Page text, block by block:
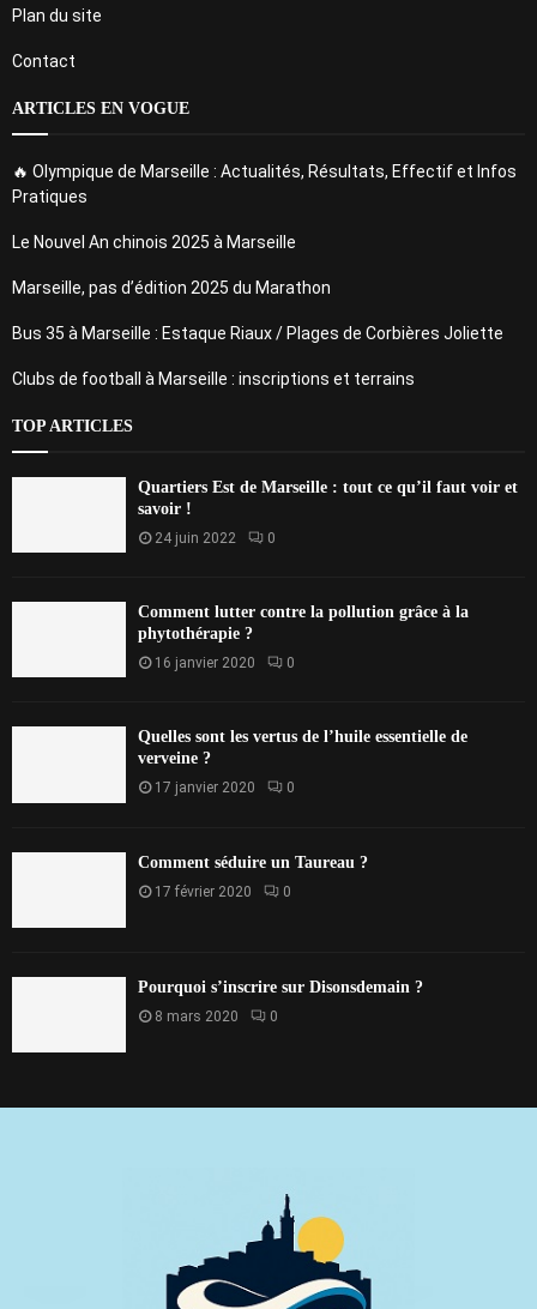
Plan du site
Contact
ARTICLES EN VOGUE
🔥 Olympique de Marseille : Actualités, Résultats, Effectif et Infos
Pratiques
Le Nouvel An chinois 2025 à Marseille
Marseille, pas d’édition 2025 du Marathon
Bus 35 à Marseille : Estaque Riaux / Plages de Corbières Joliette
Clubs de football à Marseille : inscriptions et terrains
TOP ARTICLES
Quartiers Est de Marseille : tout ce qu’il faut voir et
savoir !
24 juin 2022 0
Comment lutter contre la pollution grâce à la
phytothérapie ?
16 janvier 2020 0
Quelles sont les vertus de l’huile essentielle de
verveine ?
17 janvier 2020 0
Comment séduire un Taureau ?
17 février 2020 0
Pourquoi s’inscrire sur Disonsdemain ?
8 mars 2020 0